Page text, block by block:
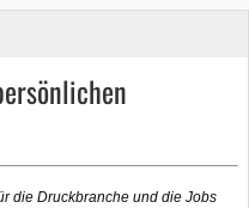
die Druckbranche und die Jobs